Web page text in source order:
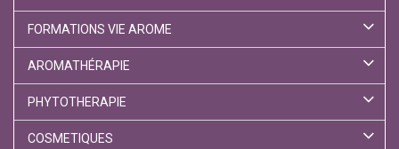
FORMATIONS VIE AROME
AROMATHÉRAPIE
PHYTOTHERAPIE
COSMETIQUES